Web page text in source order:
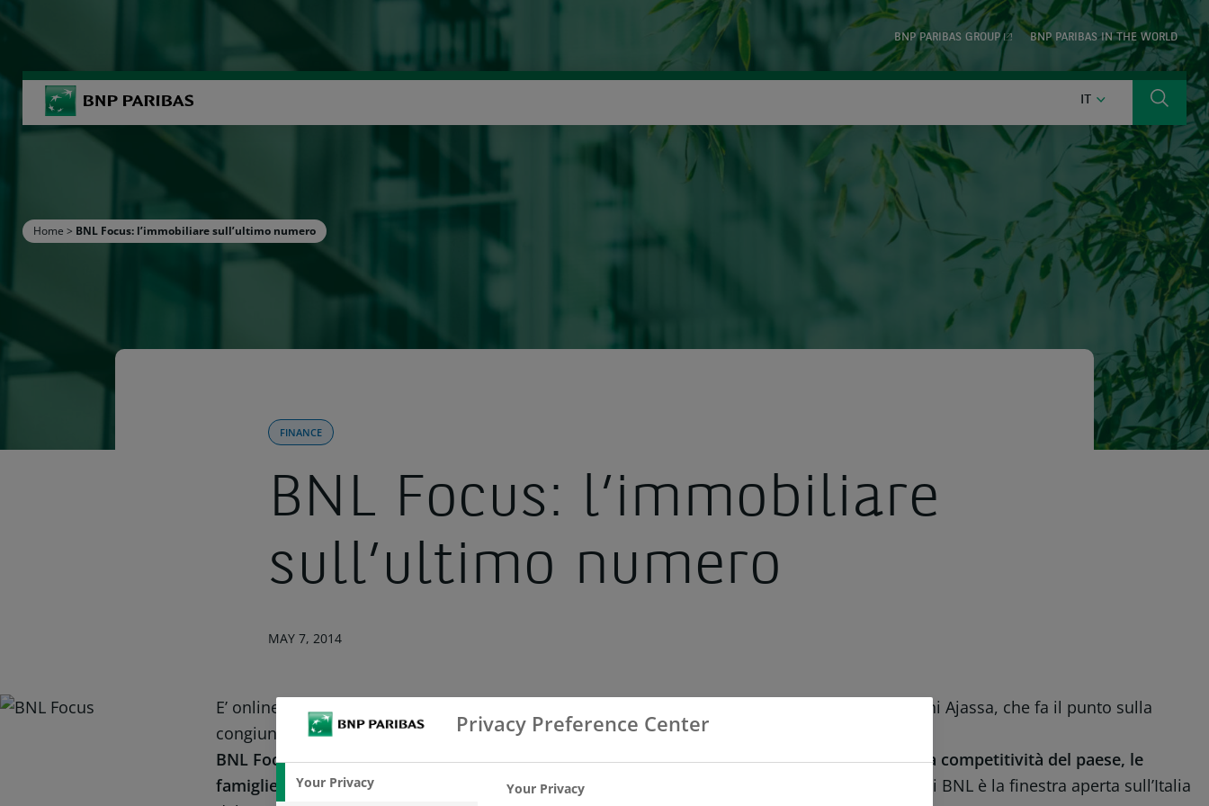
BNP PARIBAS GROUP BNP PARIBAS IN THE WORLD
BNP Paribas ITITALIANO Ricerca
Inserisci i termini di ricerca Ricerca
Home > BNL Focus: l’immobiliare sull’ultimo numero
FINANCE
BNL Focus: l’immobiliare
sull’ultimo numero
MAY 7, 2014
E’ online l’ultimo numero di BNL Focus il settimanale del Servizio Studi BNL, diretto da Giovanni Ajassa, che fa il punto sulla
congiuntura economica in Italia.
BNL Focus approfondisce i grandi temi dell’economia italiana: le imprese, il “made in Italy”, la competitività del paese, le
famiglie, i consumi, il mercato immobiliare, le banche e il risparmio.
Il Focus del Servizio Studi BNL è la finestra aperta sull’Italia
Privacy Preference Center
Your Privacy Your Privacy